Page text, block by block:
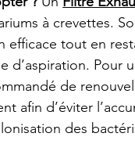
à crevettes.
efficace tout en
d’aspiration. Pour
de
afin d’éviter
des